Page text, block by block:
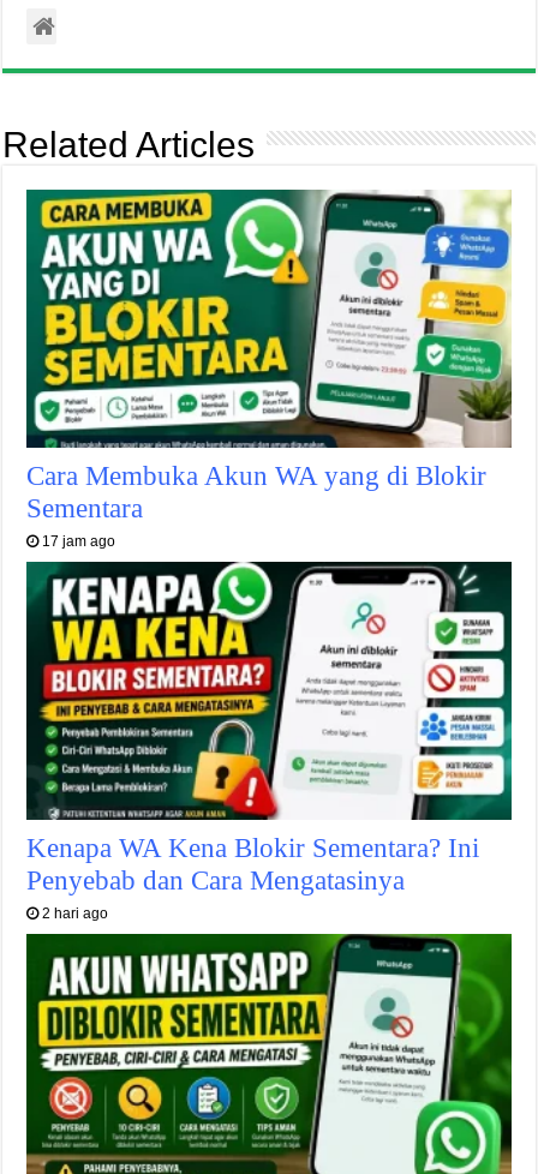
Related Articles
Cara Membuka Akun WA yang di Blokir
Sementara
17 jam ago
Kenapa WA Kena Blokir Sementara? Ini
Penyebab dan Cara Mengatasinya
2 hari ago